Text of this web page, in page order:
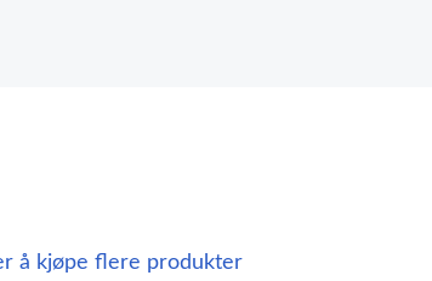
å kjøpe flere produkter